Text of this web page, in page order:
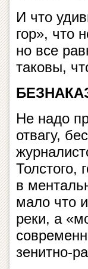
И что
гор», что
но все
таковы,
Не надо
отвагу,
Толстого,
в
мало что
ре­ки, а
зенитно-